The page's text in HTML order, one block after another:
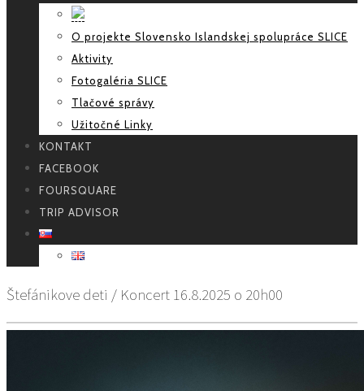
O projekte Slovensko Islandskej spolupráce SLICE
Aktivity
Fotogaléria SLICE
Tlačové správy
Užitočné Linky
KONTAKT
FACEBOOK
FOURSQUARE
TRIP ADVISOR
Štefánikove deti / Koncert 16.8.2025 o 20h00